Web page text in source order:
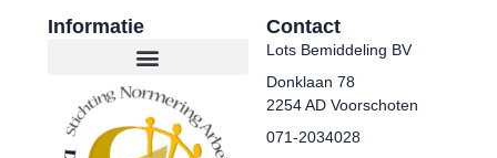
Informatie Contact
Lots Bemiddeling BV
Donklaan 78
2254 AD Voorschoten
071-2034028